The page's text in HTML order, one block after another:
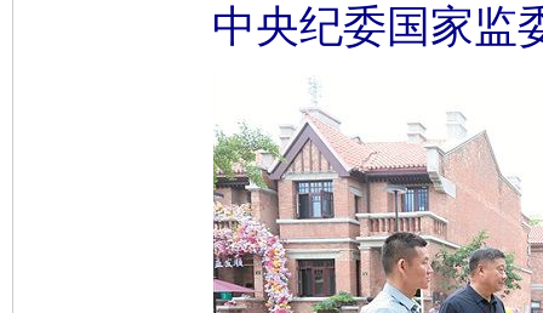
中央纪委国家监